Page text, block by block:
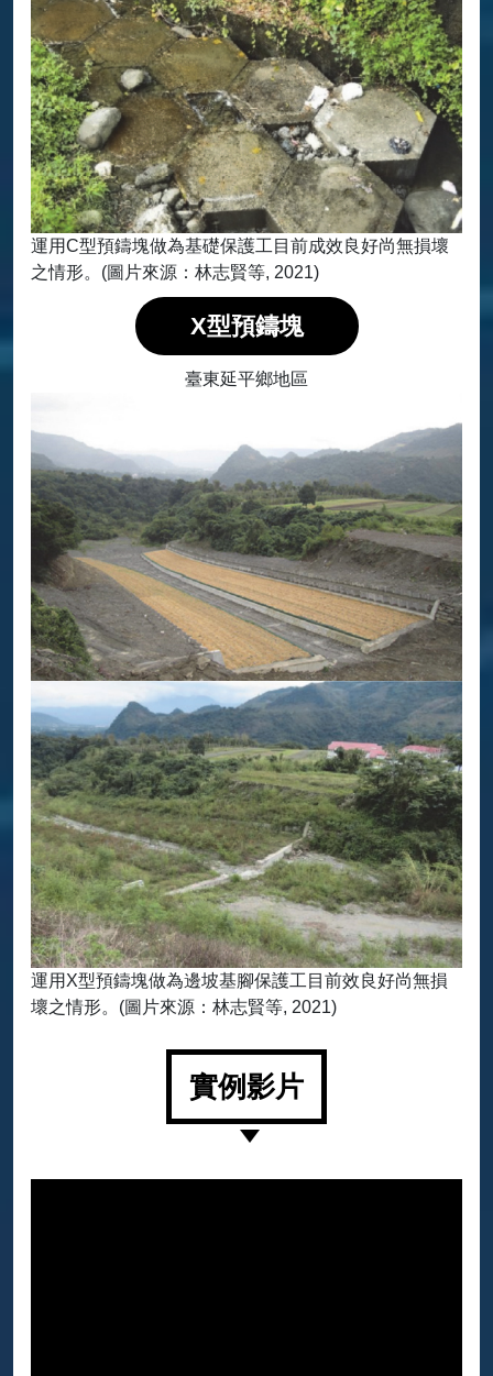
運用C型預鑄塊做為基礎保護工目前成效良好尚無損壞
之情形。(圖片來源：林志賢等, 2021)
X型預鑄塊
臺東延平鄉地區
運用X型預鑄塊做為邊坡基腳保護工目前效良好尚無損
壞之情形。(圖片來源：林志賢等, 2021)
實例影片